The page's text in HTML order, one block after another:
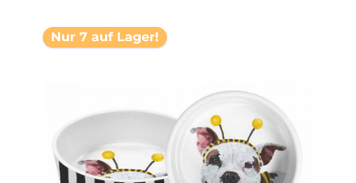
Nur 7 auf Lager!